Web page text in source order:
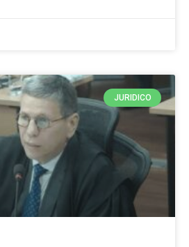
JURIDICO